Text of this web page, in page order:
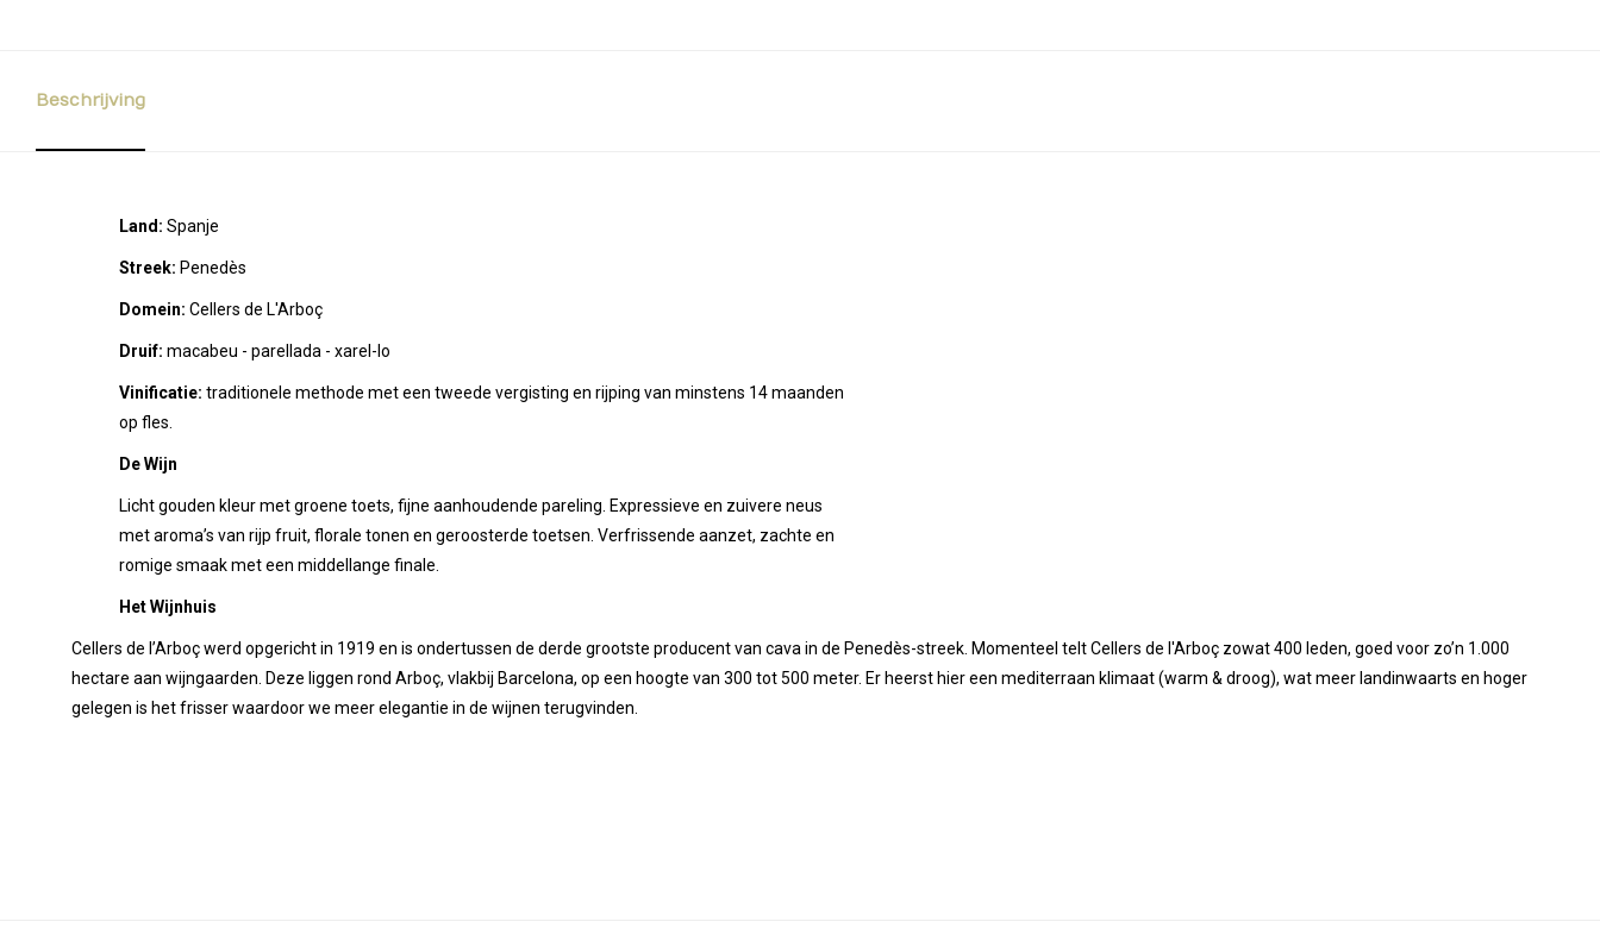
Beschrijving
Land: Spanje
Streek: Penedès
Domein: Cellers de L'Arboç
Druif: macabeu - parellada - xarel-lo
Vinificatie: traditionele methode met een tweede vergisting en rijping van minstens 14 maanden
op fles.
De Wijn
Licht gouden kleur met groene toets, fijne aanhoudende pareling. Expressieve en zuivere neus
met aroma’s van rijp fruit, florale tonen en geroosterde toetsen. Verfrissende aanzet, zachte en
romige smaak met een middellange finale.
Het Wijnhuis
Cellers de l’Arboç werd opgericht in 1919 en is ondertussen de derde grootste producent van cava in de Penedès-streek. Momenteel telt Cellers de l'Arboç zowat 400 leden, goed voor zo’n 1.000
hectare aan wijngaarden. Deze liggen rond Arboç, vlakbij Barcelona, op een hoogte van 300 tot 500 meter. Er heerst hier een mediterraan klimaat (warm & droog), wat meer landinwaarts en hoger
gelegen is het frisser waardoor we meer elegantie in de wijnen terugvinden.